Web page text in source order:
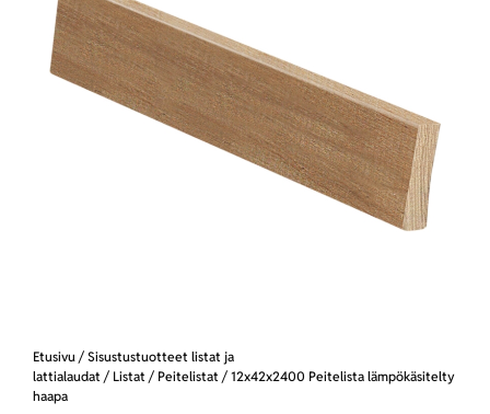
Etusivu / Sisustustuotteet listat ja
lattialaudat / Listat / Peitelistat / 12x42x2400 Peitelista lämpökäsitelty
haapa